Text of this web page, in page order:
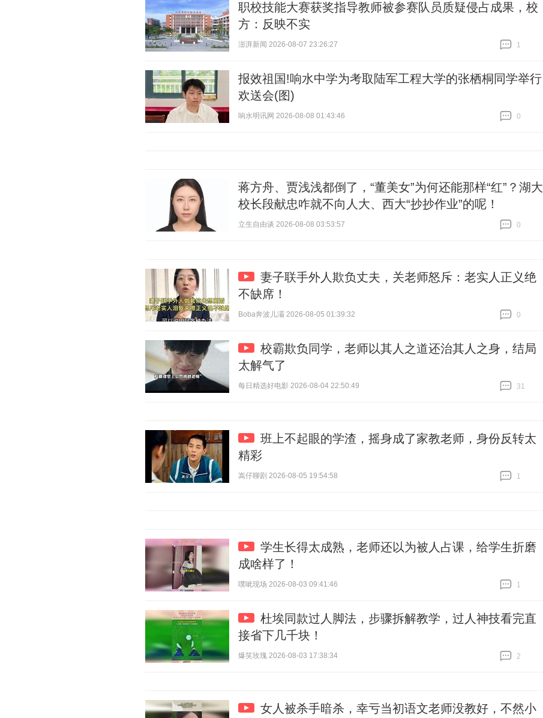
职校技能大赛获奖指导教师被参赛队员质疑侵占成果，校
方：反映不实
澎湃新闻 2026-08-07 23:26:27
1
报效祖国!响水中学为考取陆军工程大学的张栖桐同学举行
欢送会(图)
响水明讯网 2026-08-08 01:43:46
0
蒋方舟、贾浅浅都倒了，“董美女”为何还能那样“红”？湖大
校长段献忠咋就不向人大、西大“抄抄作业”的呢！
立生自由谈 2026-08-08 03:53:57
0
妻子联手外人欺负丈夫，关老师怒斥：老实人正义绝
不缺席！
Boba奔波儿灞 2026-08-05 01:39:32
0
校霸欺负同学，老师以其人之道还治其人之身，结局
太解气了
每日精选好电影 2026-08-04 22:50:49
31
班上不起眼的学渣，摇身成了家教老师，身份反转太
精彩
嵩仔聊剧 2026-08-05 19:54:58
1
学生长得太成熟，老师还以为被人占课，给学生折磨
成啥样了！
噗呲现场 2026-08-03 09:41:46
1
杜埃同款过人脚法，步骤拆解教学，过人神技看完直
接省下几千块！
爆笑玫瑰 2026-08-03 17:38:34
2
女人被杀手暗杀，幸亏当初语文老师没教好，不然小